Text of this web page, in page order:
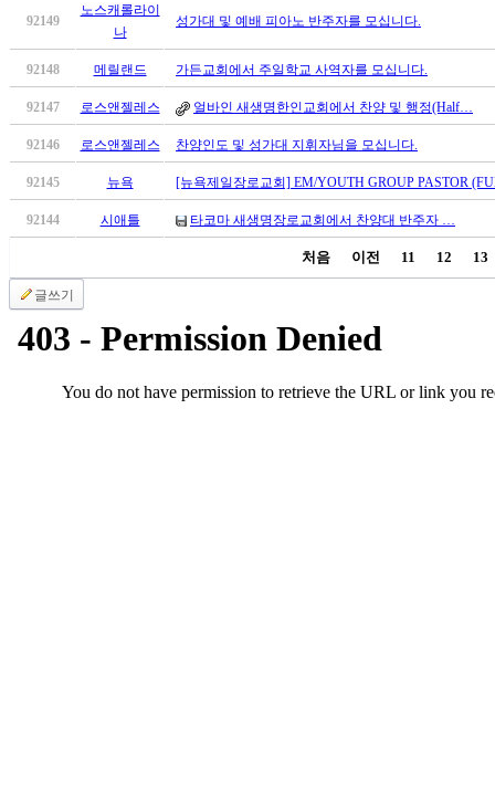
마
러
약
주
야
우
즐
92149
노스캐롤라이
나
성가대 및 예배 피아노 반주자를 모십니다.
92148 메릴랜드 가든교회에서 주일학교 사역자를 모십니다.
92147 로스앤젤레스 얼바인 새생명한인교회에서 찬양 및 행정(Half…
92146 로스앤젤레스 찬양인도 및 성가대 지휘자님을 모십니다.
92145 뉴욕 [뉴욕제일장로교회] EM/YOUTH GROUP PASTOR
92144 시애틀 타코마 새생명장로교회에서 찬양대 반주자 …
처음 이전 11 12 13
글쓰기